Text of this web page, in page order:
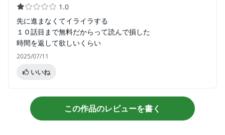
1.0
先に進まなくてイライラする
１０話目まで無料だからって読んで損した
時間を返して欲しいくらい
2025/07/11
いいね
この作品のレビューを書く